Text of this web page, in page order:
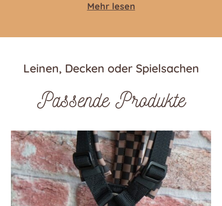
Mehr lesen
Leinen, Decken oder Spielsachen
Passende Produkte